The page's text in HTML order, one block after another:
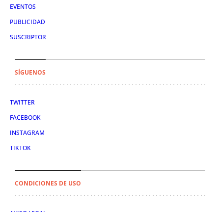
EVENTOS
PUBLICIDAD
SUSCRIPTOR
SÍGUENOS
TWITTER
FACEBOOK
INSTAGRAM
TIKTOK
CONDICIONES DE USO